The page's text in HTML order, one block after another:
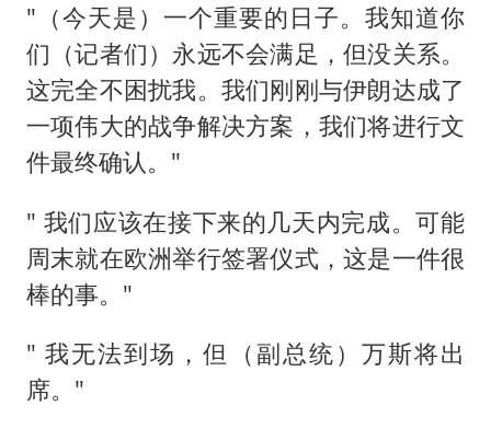
"（今天是）一个重要的日子。我知道你
们（记者们）永远不会满足，但没关系。
这完全不困扰我。我们刚刚与伊朗达成了
一项伟大的战争解决方案，我们将进行文
件最终确认。"
" 我们应该在接下来的几天内完成。可能
周末就在欧洲举行签署仪式，这是一件很
棒的事。"
" 我无法到场，但（副总统）万斯将出
席。"